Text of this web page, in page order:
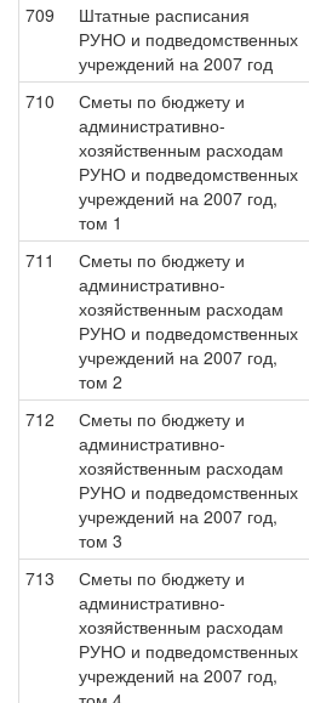
709
Штатные расписания
РУНО и подведомственных
учреждений на 2007 год
710
Сметы по бюджету и
административно-
хозяйственным расходам
РУНО и подведомственных
учреждений на 2007 год,
том 1
711
Сметы по бюджету и
административно-
хозяйственным расходам
РУНО и подведомственных
учреждений на 2007 год,
том 2
712
Сметы по бюджету и
административно-
хозяйственным расходам
РУНО и подведомственных
учреждений на 2007 год,
том 3
713
Сметы по бюджету и
административно-
хозяйственным расходам
РУНО и подведомственных
учреждений на 2007 год,